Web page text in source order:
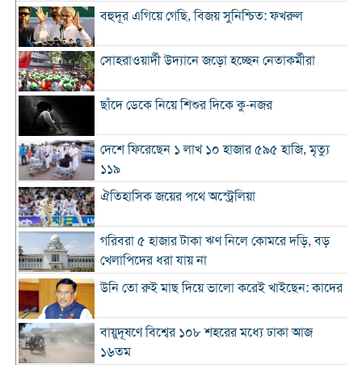
বহুদূর এগিয়ে গেছি, বিজয় সুনিশ্চিত: ফখরুল
সোহরাওয়ার্দী উদ্যানে জড়ো হচ্ছেন নেতাকর্মীরা
ছাঁদে ডেকে নিয়ে শিশুর দিকে কু-নজর
দেশে ফিরেছেন ১ লাখ ১০ হাজার ৫৯৫ হাজি, মৃত্যু
১১৯
ঐতিহাসিক জয়ের পথে অস্ট্রেলিয়া
গরিবরা ৫ হাজার টাকা ঋণ নিলে কোমরে দড়ি, বড়
খেলাপিদের ধরা যায় না
উনি তো রুই মাছ দিয়ে ভালো করেই খাইছেন: কাদের
বায়ুদূষণে বিশ্বের ১০৮ শহরের মধ্যে ঢাকা আজ
১৬তম